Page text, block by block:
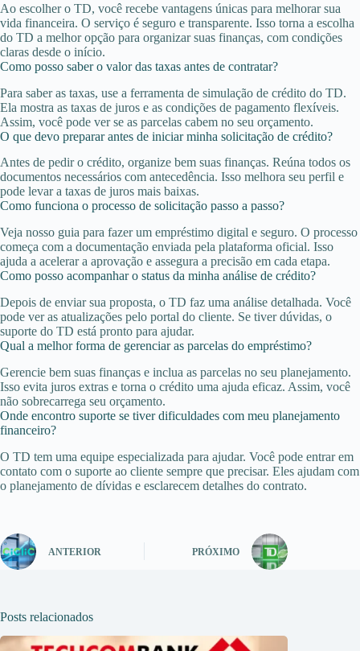
Ao escolher o TD, você recebe vantagens únicas para melhorar sua
vida financeira. O serviço é seguro e transparente. Isso torna a escolha
do TD a melhor opção para organizar suas finanças, com condições
claras desde o início.
Como posso saber o valor das taxas antes de contratar?
Para saber as taxas, use a ferramenta de simulação de crédito do TD.
Ela mostra as taxas de juros e as condições de pagamento flexíveis.
Assim, você pode ver se as parcelas cabem no seu orçamento.
O que devo preparar antes de iniciar minha solicitação de crédito?
Antes de pedir o crédito, organize bem suas finanças. Reúna todos os
documentos necessários com antecedência. Isso melhora seu perfil e
pode levar a taxas de juros mais baixas.
Como funciona o processo de solicitação passo a passo?
Veja nosso guia para fazer um empréstimo digital e seguro. O processo
começa com a documentação enviada pela plataforma oficial. Isso
ajuda a acelerar a aprovação e assegura a precisão em cada etapa.
Como posso acompanhar o status da minha análise de crédito?
Depois de enviar sua proposta, o TD faz uma análise detalhada. Você
pode ver as atualizações pelo portal do cliente. Se tiver dúvidas, o
suporte do TD está pronto para ajudar.
Qual a melhor forma de gerenciar as parcelas do empréstimo?
Gerencie bem suas finanças e inclua as parcelas no seu planejamento.
Isso evita juros extras e torna o crédito uma ajuda eficaz. Assim, você
não sobrecarrega seu orçamento.
Onde encontro suporte se tiver dificuldades com meu planejamento
financeiro?
O TD tem uma equipe especializada para ajudar. Você pode entrar em
contato com o suporte ao cliente sempre que precisar. Eles ajudam com
o planejamento de dívidas e esclarecem detalhes do contrato.
ANTERIOR PRÓXIMO
Posts relacionados